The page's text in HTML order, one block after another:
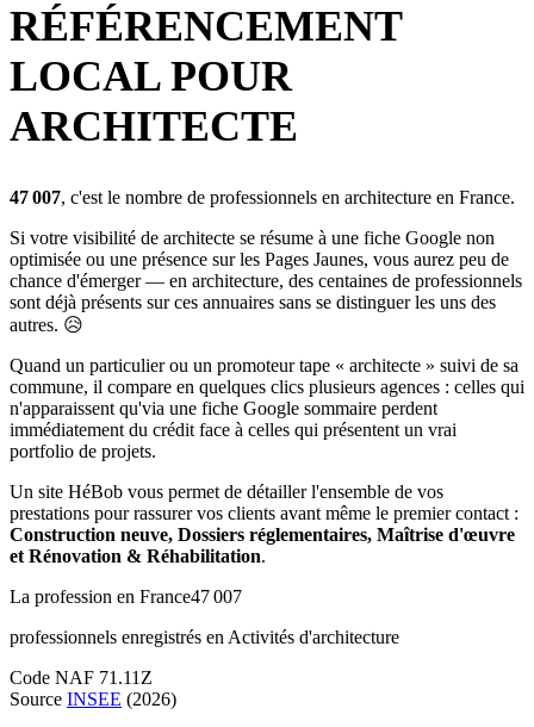
RÉFÉRENCEMENT
LOCAL POUR
ARCHITECTE
47 007, c'est le nombre de professionnels en architecture en France.
Si votre visibilité de architecte se résume à une fiche Google non
optimisée ou une présence sur les Pages Jaunes, vous aurez peu de
chance d'émerger — en architecture, des centaines de professionnels
sont déjà présents sur ces annuaires sans se distinguer les uns des
autres. 😥
Quand un particulier ou un promoteur tape « architecte » suivi de sa
commune, il compare en quelques clics plusieurs agences : celles qui
n'apparaissent qu'via une fiche Google sommaire perdent
immédiatement du crédit face à celles qui présentent un vrai
portfolio de projets.
Un site HéBob vous permet de détailler l'ensemble de vos
prestations pour rassurer vos clients avant même le premier contact :
Construction neuve, Dossiers réglementaires, Maîtrise d'œuvre
et Rénovation & Réhabilitation.
La profession en France47 007
professionnels enregistrés en Activités d'architecture
Code NAF 71.11Z
Source INSEE (2026)